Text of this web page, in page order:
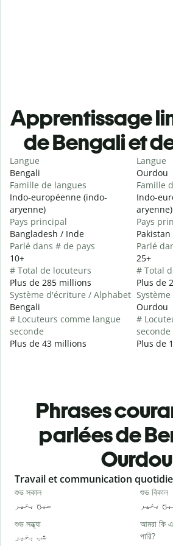
Apprentissage
de Bengali et
Langue
Bengali
Famille de langues
Indo-européenne (indo-
aryenne)
Pays principal
Bangladesh / Inde
Parlé dans # de pays
10+
# Total de locuteurs
Plus de 285 millions
Système d'écriture / Alphabet
Bengali
# Locuteurs comme langue
seconde
Plus de 43 millions
Langue
Ourdou
Famille
Indo-
aryenne)
Pays
Parlé
25+
# Total
Plus de
Ourdou
#
seconde
Plus de
Phrases
parlées de
Ourdou
Slide 1 of 6
Travail et communication
শুভ সকাল
صبح بخیر
শুভ বিকাল
بخیر
শুভ সন্ধ্যা
شب بخیر
আমরা কি
পারি?